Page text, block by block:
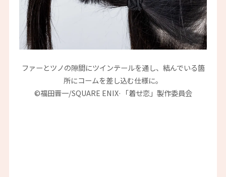
ファーとツノの隙間にツインテールを通し、結んでいる箇
所にコームを差し込む仕様に。
©福田晋一/SQUARE ENIX·「着せ恋」製作委員会